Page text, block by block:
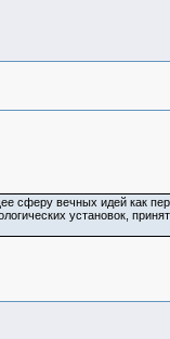
вечных идей как
установок,